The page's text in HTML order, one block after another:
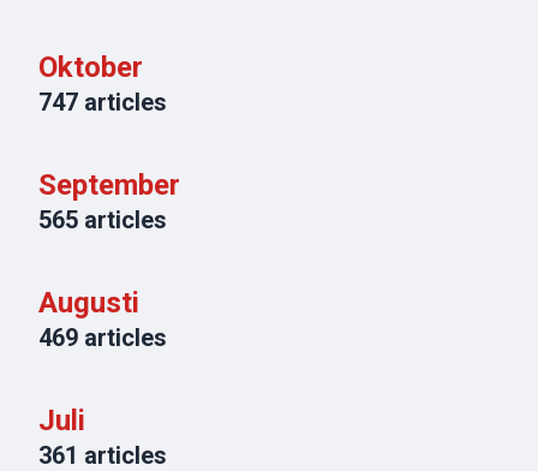
Oktober
747 articles
September
565 articles
Augusti
469 articles
Juli
361 articles